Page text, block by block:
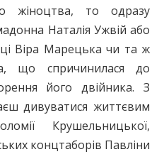
жіноцтва, то одразу
Наталія Ужвій або
Віра Марецька чи та ж
що спричинилася до
його двійника. З
дивуватися життєвим
Крушельницької,
концтаборів Павліни